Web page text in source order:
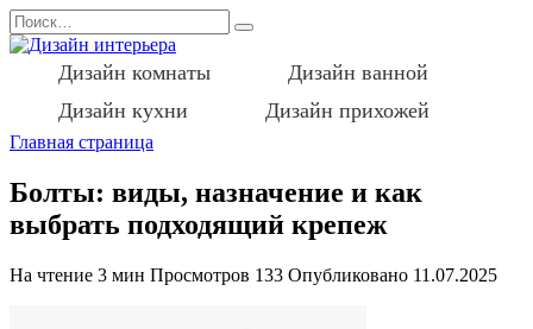
Перейти
к
содержанию
Search
for:
Дизайн комнаты
Дизайн ванной
Дизайн кухни
Дизайн прихожей
Главная страница
Болты: виды, назначение и как
выбрать подходящий крепеж
На чтение 3 мин Просмотров 133 Опубликовано 11.07.2025